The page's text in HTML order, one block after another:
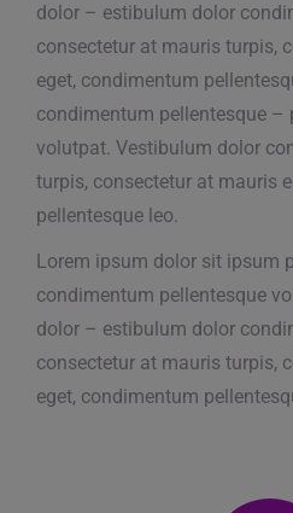
dolor – estibulum dolor
consectetur at mauris turpis,
eget, condimentum
condimentum pellentesque –
volutpat. Vestibulum dolor
turpis, consectetur at mauris
pellentesque leo.
Lorem ipsum dolor sit ipsum
condimentum pellentesque
dolor – estibulum dolor
consectetur at mauris turpis,
eget, condimentum